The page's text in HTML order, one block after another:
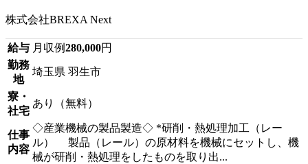
株式会社BREXA Next
給与 月収例280,000円
勤務
地
埼玉県 羽生市
寮・
社宅
あり（無料）
仕事
内容
◇産業機械の製品製造◇ *研削・熱処理加工（レー
ル） 製品（レール）の原材料を機械にセットし、機
械が研削・熱処理をしたものを取り出...